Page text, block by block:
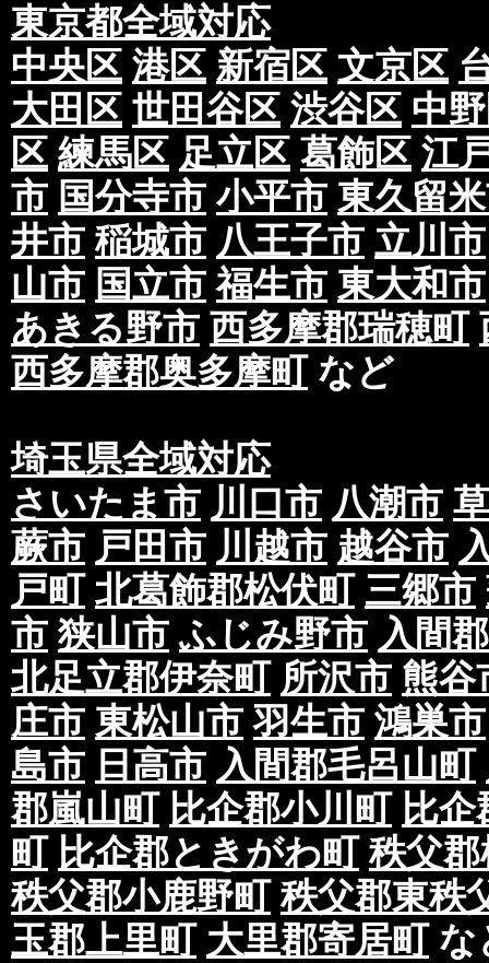
東京都全域対応
中央区 港区 新宿区 文京区
大田区 世田谷区 渋谷区 中
区 練馬区 足立区 葛飾区 江
市 国分寺市 小平市 東久留
井市 稲城市 八王子市 立川市
山市 国立市 福生市 東大和市
あきる野市 西多摩郡瑞穂町
西多摩郡奥多摩町など
埼玉県全域対応
さいたま市 川口市 八潮市
蕨市 戸田市 川越市 越谷市
戸町 北葛飾郡松伏町 三郷市
市 狭山市 ふじみ野市 入間
北足立郡伊奈町 所沢市 熊谷
庄市 東松山市 羽生市 鴻巣市
島市 日高市 入間郡毛呂山町
郡嵐山町 比企郡小川町 比
町 比企郡ときがわ町 秩父
秩父郡小鹿野町 秩父郡東秩
玉郡上里町 大里郡寄居町な